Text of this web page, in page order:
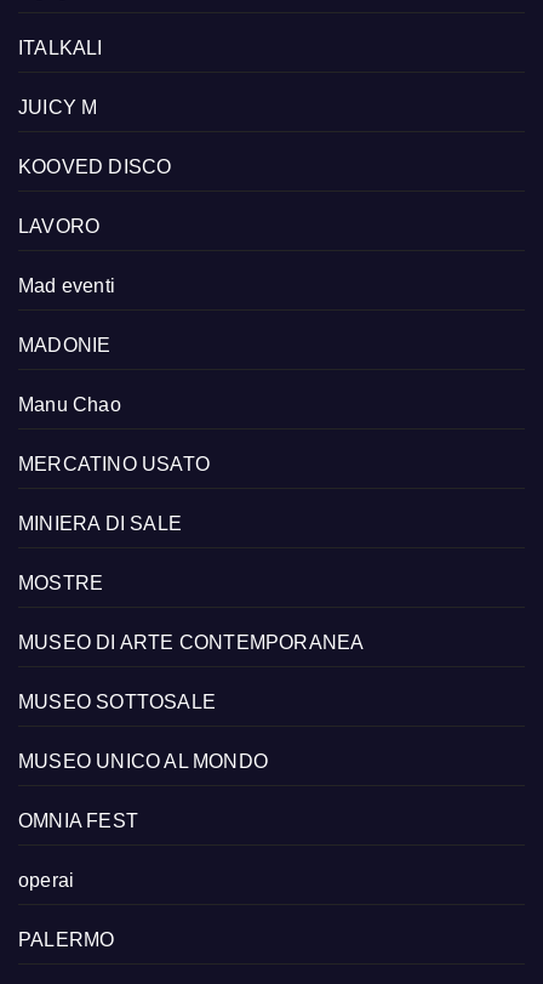
ITALKALI
JUICY M
KOOVED DISCO
LAVORO
Mad eventi
MADONIE
Manu Chao
MERCATINO USATO
MINIERA DI SALE
MOSTRE
MUSEO DI ARTE CONTEMPORANEA
MUSEO SOTTOSALE
MUSEO UNICO AL MONDO
OMNIA FEST
operai
PALERMO